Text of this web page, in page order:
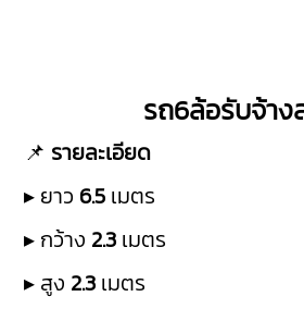
รถ6ล้อรับจ้า
📌 รายละเอียด
▸ ยาว 6.5 เมตร
▸ กว้าง 2.3 เมตร
▸ สูง 2.3 เมตร